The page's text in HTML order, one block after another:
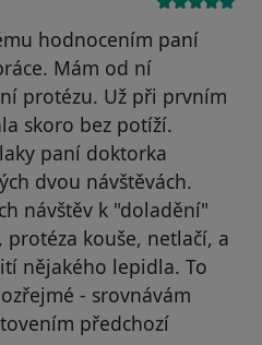
hodnocením paní
Mám od ní
protézu. Už při prvním
skoro bez potíží.
paní doktorka
dvou návštěvách.
návštěv k "doladění"
kouše, netlačí, a
nějakého lepidla. To
- srovnávám
předchozí